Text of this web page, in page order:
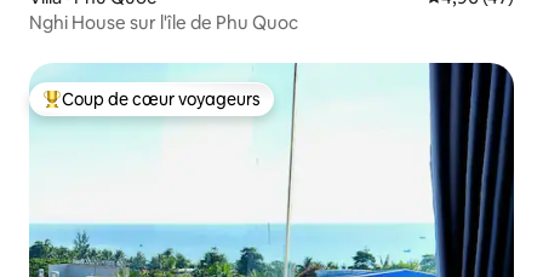
Nghi House sur l'île de Phu Quoc
Coup de cœur voyageurs parmi les plus aimés
Coup de cœur voyageurs